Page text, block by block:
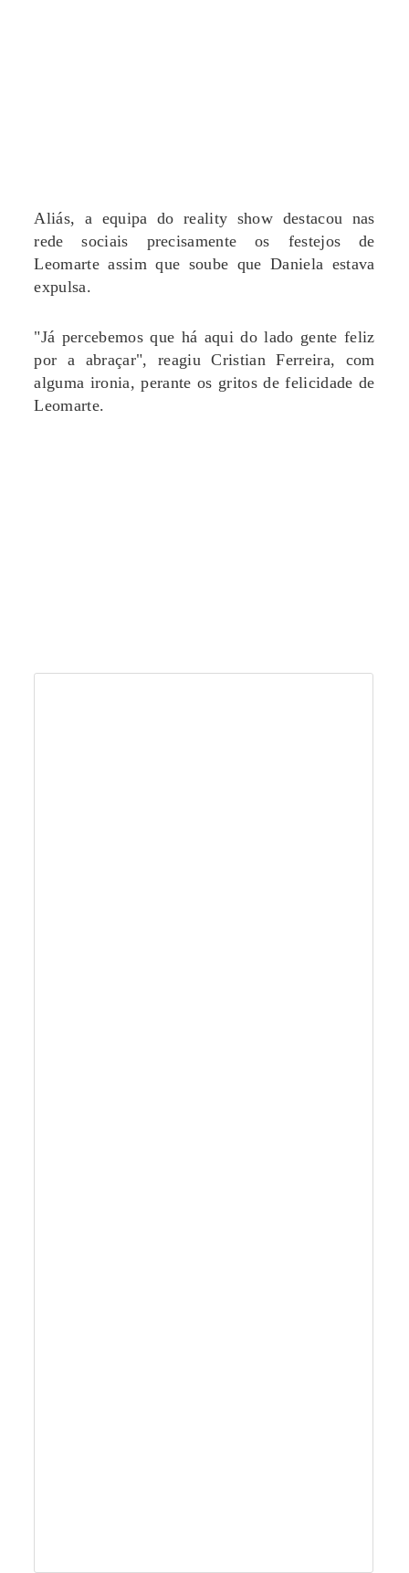
Aliás, a equipa do reality show destacou nas
rede sociais precisamente os festejos de
Leomarte assim que soube que Daniela estava
expulsa.
"Já percebemos que há aqui do lado gente feliz
por a abraçar", reagiu Cristian Ferreira, com
alguma ironia, perante os gritos de felicidade de
Leomarte.